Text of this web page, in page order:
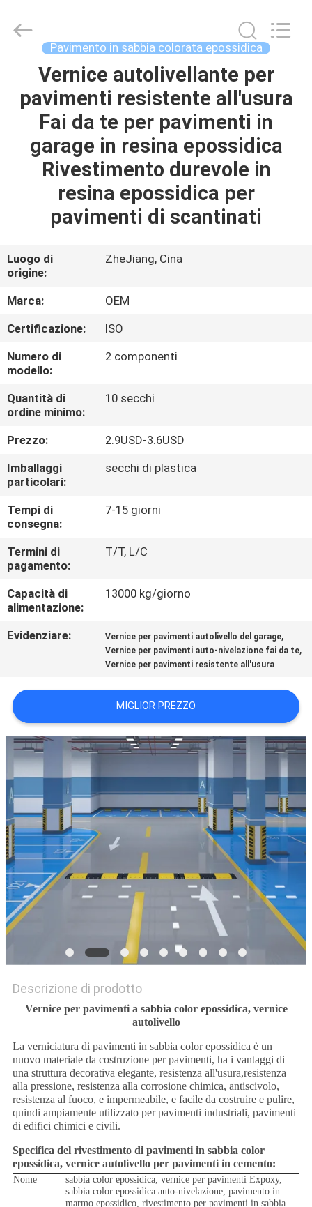
CASA
PRODOTTI
CIRCA
DELLA
FABBRICA
CONTROLLO
DI
QUALITÀ
CONTATTICI
RICHIEDA
UNA
CITAZIONE
MAPPA
DEL
SITO
PRIVACY
Building
Material
Pavimento in sabbia colorata epossidica
Vernice autolivellante per
pavimenti resistente all'usura
Fai da te per pavimenti in
garage in resina epossidica
Rivestimento durevole in
resina epossidica per
pavimenti di scantinati
Luogo di
origine:
ZheJiang, Cina
Marca:
OEM
Certificazione:
ISO
Numero di
modello:
2 componenti
Quantità di
ordine minimo:
10 secchi
Prezzo:
2.9USD-3.6USD
Imballaggi
particolari:
secchi di plastica
Tempi di
consegna:
7-15 giorni
Termini di
pagamento:
T/T, L/C
Capacità di
alimentazione:
13000 kg/giorno
Evidenziare: Vernice per pavimenti autolivello del garage,
Vernice per pavimenti auto-nivelazione fai da te,
Vernice per pavimenti resistente all'usura
MIGLIOR PREZZO
Descrizione di prodotto
Vernice per pavimenti a sabbia color epossidica, vernice
autolivello
La verniciatura di pavimenti in sabbia color epossidica è un
nuovo materiale da costruzione per pavimenti, ha i vantaggi di
una struttura decorativa elegante, resistenza all'usura,resistenza
alla pressione, resistenza alla corrosione chimica, antiscivolo,
resistenza al fuoco, e impermeabile, e facile da costruire e pulire,
quindi ampiamente utilizzato per pavimenti industriali, pavimenti
di edifici chimici e civili.
Specifica del rivestimento di pavimenti in sabbia color
epossidica, vernice autolivello per pavimenti in cemento:
Nome
sabbia color epossidica, vernice per pavimenti Expoxy,
sabbia color epossidica auto-nivelazione, pavimento in
marmo epossidico, rivestimento per pavimenti in sabbia